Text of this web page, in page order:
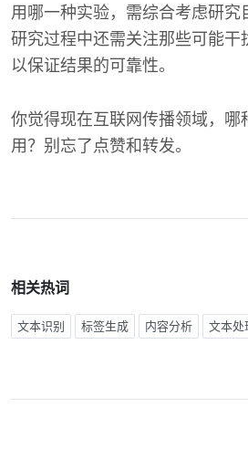
用哪一种实验，需综合考虑研究
研究过程中还需关注那些可能干
以保证结果的可靠性。
你觉得现在互联网传播领域，哪
用？别忘了点赞和转发。
相关热词
文本识别 标签生成 内容分析 文本处